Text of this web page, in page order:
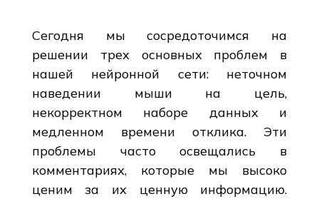
Сегодня мы сосредоточимся на
решении трех основных проблем в
нашей нейронной сети: неточном
наведении мыши на цель,
некорректном наборе данных и
медленном времени отклика. Эти
проблемы часто освещались в
комментариях, которые мы высоко
ценим за их ценную информацию.